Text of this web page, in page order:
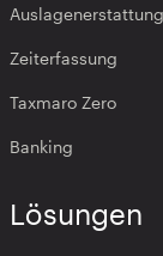
Auslagenerstattung
Zeiterfassung
Taxmaro Zero
Banking
Lösungen